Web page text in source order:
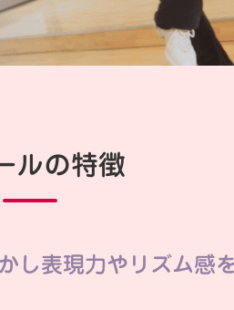
ルの特徴
し表現力やリズム感